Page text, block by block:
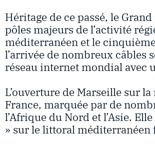
Héritage de ce passé, le
pôles majeurs de l’activité
méditerranéen et le
l’arrivée de nombreux câbles
réseau internet mondial avec
L’ouverture de Marseille sur
France, marquée par de
l’Afrique du Nord et l’Asie.
» sur le littoral méditerranéen